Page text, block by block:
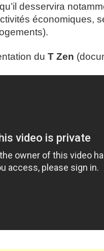
desservira
économiques,
du T Zen